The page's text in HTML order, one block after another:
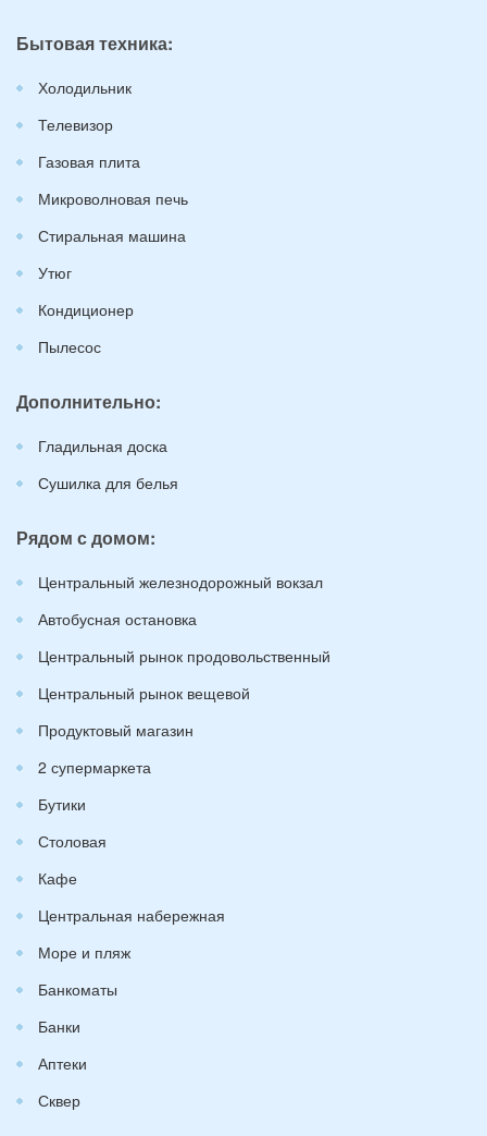
Бытовая техника:
Холодильник
Телевизор
Газовая плита
Микроволновая печь
Стиральная машина
Утюг
Кондиционер
Пылесос
Дополнительно:
Гладильная доска
Сушилка для белья
Рядом с домом:
Центральный железнодорожный вокзал
Автобусная остановка
Центральный рынок продовольственный
Центральный рынок вещевой
Продуктовый магазин
2 супермаркета
Бутики
Столовая
Кафе
Центральная набережная
Море и пляж
Банкоматы
Банки
Аптеки
Сквер